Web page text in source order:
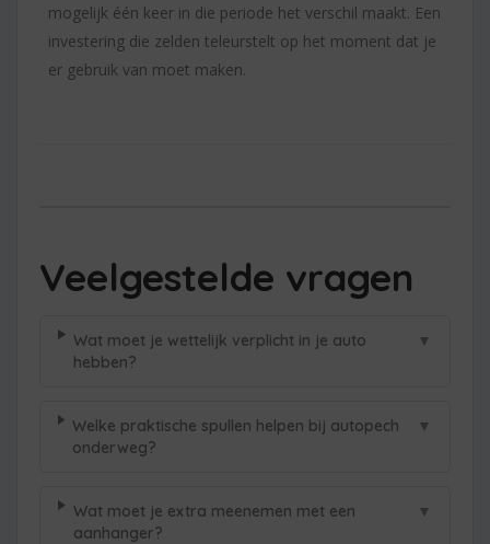
mogelijk één keer in die periode het verschil maakt. Een
investering die zelden teleurstelt op het moment dat je
er gebruik van moet maken.
Veelgestelde vragen
Wat moet je wettelijk verplicht in je auto
hebben?
▼
Welke praktische spullen helpen bij autopech
onderweg?
▼
Wat moet je extra meenemen met een
aanhanger?
▼